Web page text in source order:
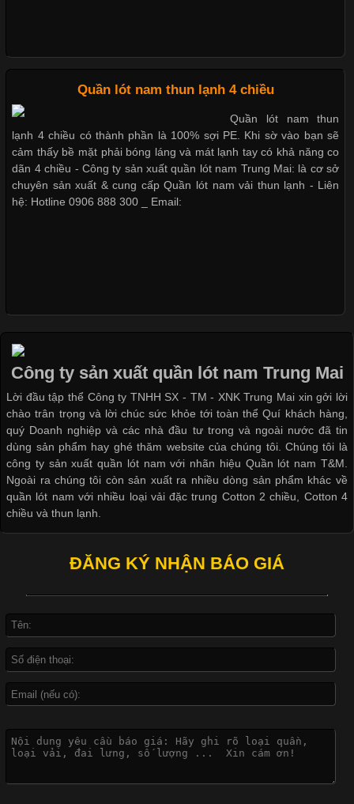
Cập nhật 2026-05-20 14:58:56
Vải thun là một trong những chất liệu được sử dụng rộng rãi
nhất trong ngành thời trang nhờ đặc tính co giãn, mềm mại và
thoải mái khi mặc. Từ áo thun, đồ thể thao cho đến đồ lót nam,
vải thun luôn đóng vai trò quan trọng trong quá trình sản xuất.
Hiện nay, nhu cầu tìm kiếm quần lót nam giá
Các Form Áo Thun Phổ Biến Hiện Nay Và Xu Hướng Trong
Ngành May Mặc Áo thun là một trong những trang phục quen
thuộc và được sử dụng phổ biến nhất hiện nay. Không chỉ đa
dạng về màu sắc hay chất liệu, áo thun còn có nhiều form dáng
khác nhau để phù hợp với từng phong cách thời trang và nhu
cầu
Khám Phá Áo Phông Trang Phục Phổ Biến Nhất Hiện Nay
Áo phông là một trong những trang phục phổ biến nhất trong
Không chỉ xuất hiện trong thời trang thường ngày, áo phông còn
được ứng dụng rộng rãi trong ngành sản xuất may mặc, đặc
Cập nhật 2026-04-21 15:41:03
Dễ chịu hơn với quần lót nam giá rẻ vải Cotton 4 chiều
Quần lót nam thun lạnh 4 chiều
Quần lót nam thun
lạnh 4 chiều có thành phần là 100% sợi PE. Khi sờ vào bạn sẽ
cảm thấy bề mặt phải bóng láng và mát lạnh tay có khả năng co
dãn 4 chiều - Công ty sản xuất quần lót nam Trung Mai: là cơ sở
chuyên sản xuất & cung cấp Quần lót nam vải thun lạnh - Liên
hệ: Hotline 0906 888 300 _ Email:
Công ty sản xuất quần lót nam Trung Mai
Lời đầu tập thể Công ty TNHH SX - TM - XNK Trung Mai xin gởi lời
chào trân trọng và lời chúc sức khỏe tới toàn thể Quí khách hàng,
quý Doanh nghiệp và các nhà đầu tư trong và ngoài nước đã tin
dùng sản phẩm hay ghé thăm website của chúng tôi. Chúng tôi là
công ty sản xuất quần lót nam với nhãn hiệu Quần lót nam T&M.
Ngoài ra chúng tôi còn sản xuất ra nhiều dòng sản phẩm khác về
quần lót nam với nhiều loại vải đặc trung Cotton 2 chiều, Cotton 4
chiều và thun lạnh.
ĐĂNG KÝ NHẬN BÁO GIÁ